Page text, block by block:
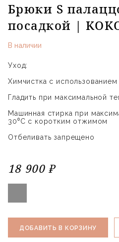
Брюки S
посадкой |
В наличии
Уход:
Химчистка с
Гладить при максимальной
Машинная стирка при
30⁰С с коротким отжимом
Отбеливать запрещено
18 900 ₽
ДОБАВИТЬ В КОРЗИНУ